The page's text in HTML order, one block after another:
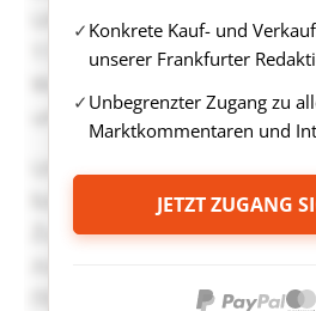
Konkrete Kauf- und
unserer Frankfurter
Unbegrenzter Zugang zu
Marktkommentaren und
JETZT ZUGANG